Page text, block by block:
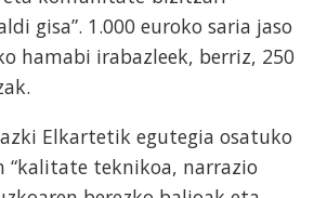
gisa”. 1.000 euroko saria jaso
hamabi irabazleek, berriz, 250
Elkartetik egutegia osatuko
“kalitate teknikoa, narrazio